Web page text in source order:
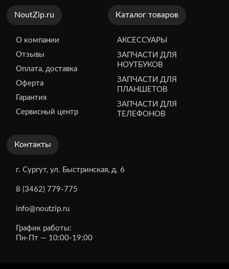
NoutZip.ru
О компании
Отзывы
Оплата, доставка
Оферта
Гарантия
Сервисный центр
Каталог товаров
АКСЕССУАРЫ
ЗАПЧАСТИ ДЛЯ
НОУТБУКОВ
ЗАПЧАСТИ ДЛЯ
ПЛАНШЕТОВ
ЗАПЧАСТИ ДЛЯ
ТЕЛЕФОНОВ
Контакты
г. Сургут, ул. Быстринская, д. 6
8 (3462) 779-775
info@noutzip.ru
График работы:
Пн-Пт — 10:00-19:00